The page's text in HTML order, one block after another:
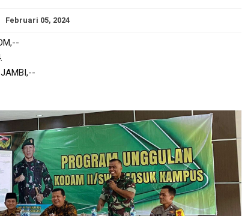
Februari 05, 2024
JAMBI,--